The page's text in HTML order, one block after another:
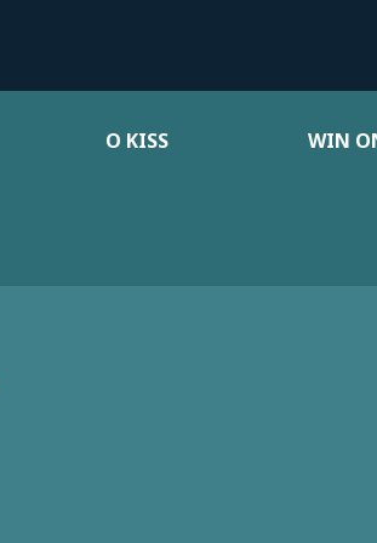
Ο KISS WIN